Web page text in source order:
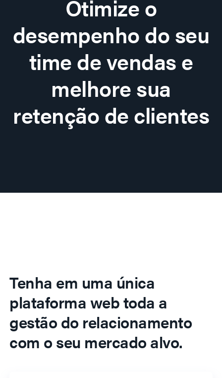
Otimize o
desempenho do seu
time de vendas e
melhore sua
retenção de clientes
Tenha em uma única
plataforma web toda a
gestão do relacionamento
com o seu mercado alvo.